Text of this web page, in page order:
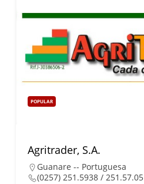
POPULAR
Agritrader, S.A.
Guanare -- Portuguesa
(0257) 251.5938 / 251.57.05